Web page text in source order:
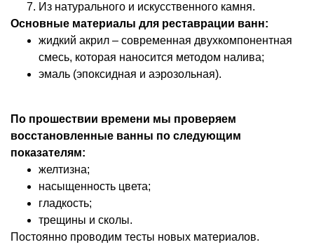
Из натурального и искусственного камня.
Основные материалы для реставрации ванн:
жидкий акрил – современная двухкомпонентная
смесь, которая наносится методом налива;
эмаль (эпоксидная и аэрозольная).
По прошествии времени мы проверяем
восстановленные ванны по следующим
показателям:
желтизна;
насыщенность цвета;
гладкость;
трещины и сколы.
Постоянно проводим тесты новых материалов.